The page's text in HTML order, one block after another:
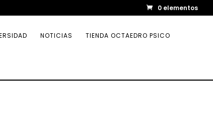
0 elementos
NOTICIAS TIENDA OCTAEDRO PSICO